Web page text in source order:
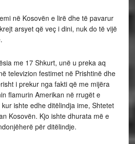
në Kosovën e lirë dhe të pavarur
arsyet që veç i dini, nuk do të vijë
me 17 Shkurt, unë u preka aq
televizion festimet në Prishtinë dhe
i prekur nga fakti që me mijëra
flamurin Amerikan në rrugët e
ishte edhe ditëlindja ime, Shtetet
Kosovën. Kjo ishte dhurata më e
për ditëlindje.